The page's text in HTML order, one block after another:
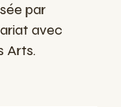
par
avec
Arts.